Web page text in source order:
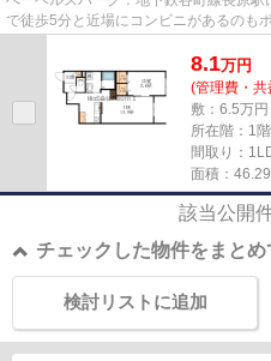
で徒歩5分と近場にコンビニがあるのも
8.1万円
(管理費・
敷：6.5万
所在階：1階
間取り：
面積：
該当公開
チェックした物件をまとめ
検討リストに追加